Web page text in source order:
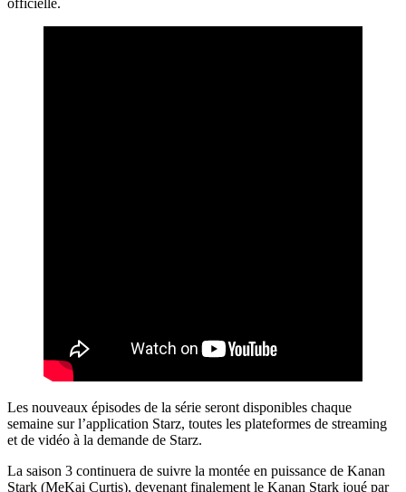
officielle.
Les nouveaux épisodes de la série seront disponibles chaque
semaine sur l’application Starz, toutes les plateformes de streaming
et de vidéo à la demande de Starz.
La saison 3 continuera de suivre la montée en puissance de Kanan
Stark (MeKai Curtis), devenant finalement le Kanan Stark joué par